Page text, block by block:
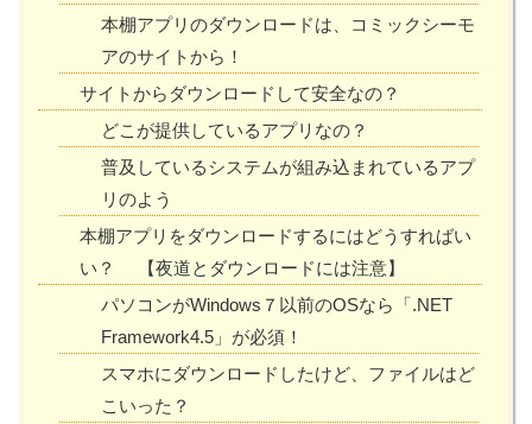
本棚アプリのダウンロードは、コミックシーモ
アのサイトから！
サイトからダウンロードして安全なの？
どこが提供しているアプリなの？
普及しているシステムが組み込まれているアプ
リのよう
本棚アプリをダウンロードするにはどうすればい
い？ 【夜道とダウンロードには注意】
パソコンがWindows７以前のOSなら「.NET
Framework4.5」が必須！
スマホにダウンロードしたけど、ファイルはど
こいった？